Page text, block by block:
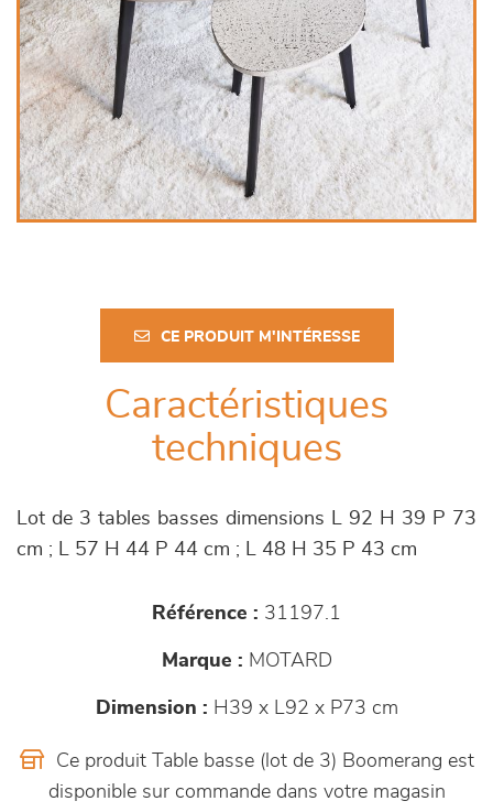
CE PRODUIT M'INTÉRESSE
Caractéristiques
techniques
Lot de 3 tables basses dimensions L 92 H 39 P 73
cm ; L 57 H 44 P 44 cm ; L 48 H 35 P 43 cm
Référence : 31197.1
Marque : MOTARD
Dimension : H39 x L92 x P73 cm
Ce produit Table basse (lot de 3) Boomerang est
disponible sur commande dans votre magasin